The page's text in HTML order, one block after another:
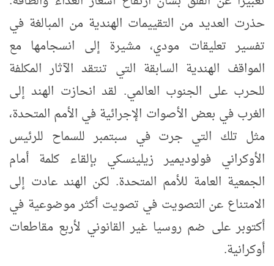
حذرت العديد من التقييمات الهندية من المبالغة في
تفسير تعليقات مودي، مشيرة إلى انسجامها مع
المواقف الهندية السابقة التي تنتقد الآثار المكلفة
للحرب على الجنوب العالمي. لقد انحازت الهند إلى
الغرب في بعض الأصوات الإجرائية في الأمم المتحدة،
مثل تلك التي جرت في سبتمبر للسماح للرئيس
الأوكراني فولوديمير زيلينسكي بإلقاء كلمة أمام
الجمعية العامة للأمم المتحدة. لكن الهند عادت إلى
الامتناع عن التصويت في تصويت أكثر موضوعية في
أكتوبر على ضم روسيا غير القانوني لأربع مقاطعات
أوكرانية.